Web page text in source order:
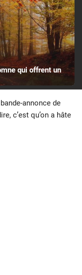
qui offrent un
annonce de
c’est qu’on a hâte